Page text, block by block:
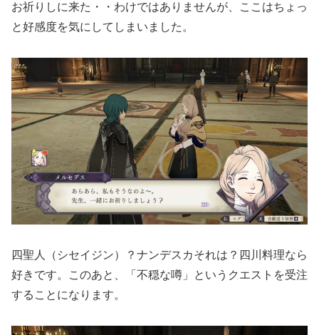
お祈りしに来た・・わけではありませんが、ここはちょっ
と好感度を気にしてしまいました。
四聖人（シセイジン）？ナンデスカそれは？四川料理なら
好きです。このあと、「不穏な噂」というクエストを受注
することになります。